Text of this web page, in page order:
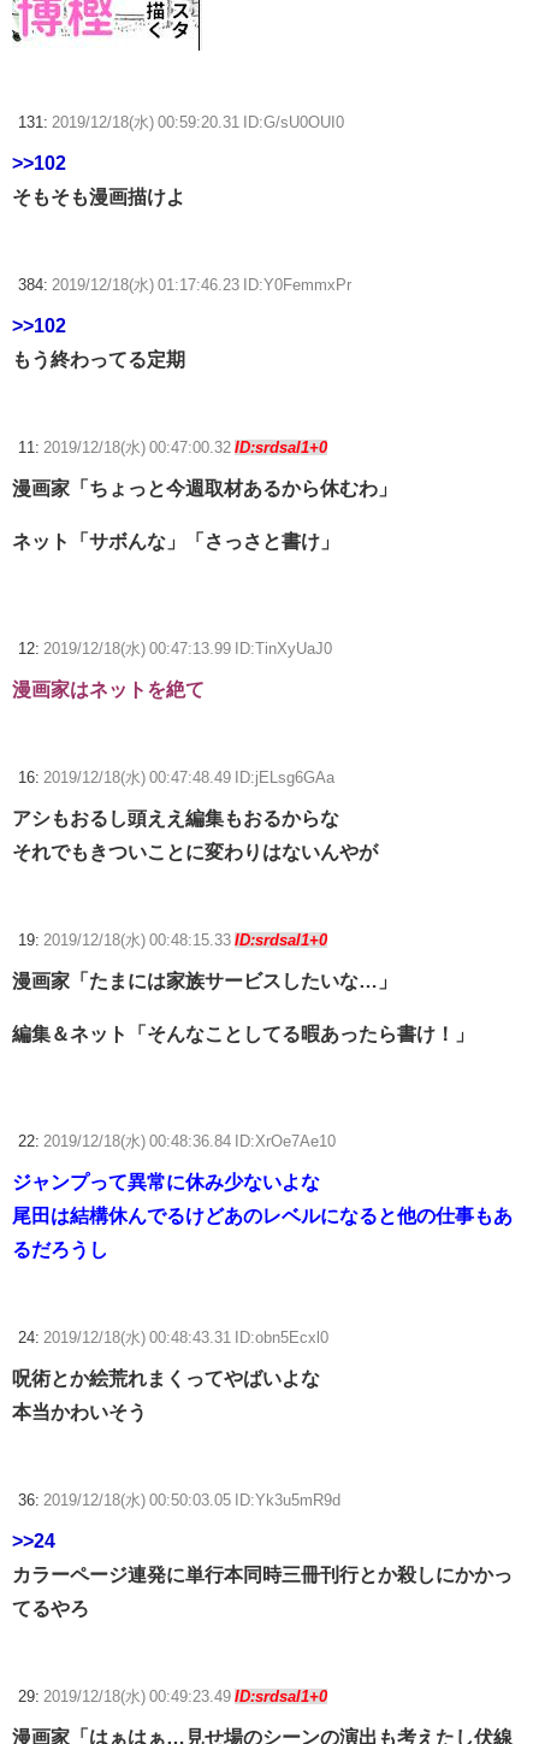
131: 2019/12/18(水) 00:59:20.31 ID:G/sU0OUI0
>>102
そもそも漫画描けよ
384: 2019/12/18(水) 01:17:46.23 ID:Y0FemmxPr
>>102
もう終わってる定期
11: 2019/12/18(水) 00:47:00.32 ID:srdsal1+0
漫画家「ちょっと今週取材あるから休むわ」
ネット「サボんな」「さっさと書け」
12: 2019/12/18(水) 00:47:13.99 ID:TinXyUaJ0
漫画家はネットを絶て
16: 2019/12/18(水) 00:47:48.49 ID:jELsg6GAa
アシもおるし頭ええ編集もおるからな
それでもきついことに変わりはないんやが
19: 2019/12/18(水) 00:48:15.33 ID:srdsal1+0
漫画家「たまには家族サービスしたいな…」
編集＆ネット「そんなことしてる暇あったら書け！」
22: 2019/12/18(水) 00:48:36.84 ID:XrOe7Ae10
ジャンプって異常に休み少ないよな
尾田は結構休んでるけどあのレベルになると他の仕事もあ
るだろうし
24: 2019/12/18(水) 00:48:43.31 ID:obn5Ecxl0
呪術とか絵荒れまくってやばいよな
本当かわいそう
36: 2019/12/18(水) 00:50:03.05 ID:Yk3u5mR9d
>>24
カラーページ連発に単行本同時三冊刊行とか殺しにかかっ
てるやろ
29: 2019/12/18(水) 00:49:23.49 ID:srdsal1+0
漫画家「はぁはぁ…見せ場のシーンの演出も考えたし伏線